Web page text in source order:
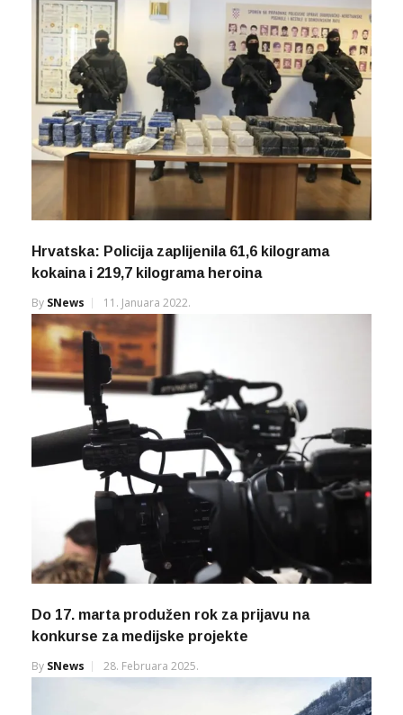
Hrvatska: Policija zaplijenila 61,6 kilograma
kokaina i 219,7 kilograma heroina
By SNews 11. Januara 2022.
Do 17. marta produžen rok za prijavu na
konkurse za medijske projekte
By SNews 28. Februara 2025.